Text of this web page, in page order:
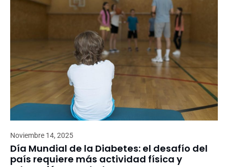
Noviembre 14, 2025
Día Mundial de la Diabetes: el desafío del
país requiere más actividad física y